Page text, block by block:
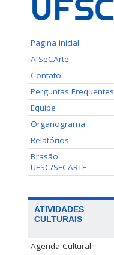
Pagina inicial
A SeCArte
Contato
Perguntas Frequentes
Equipe
Organograma
Relatórios
Brasão
UFSC/SECARTE
ATIVIDADES
CULTURAIS
Agenda Cultural